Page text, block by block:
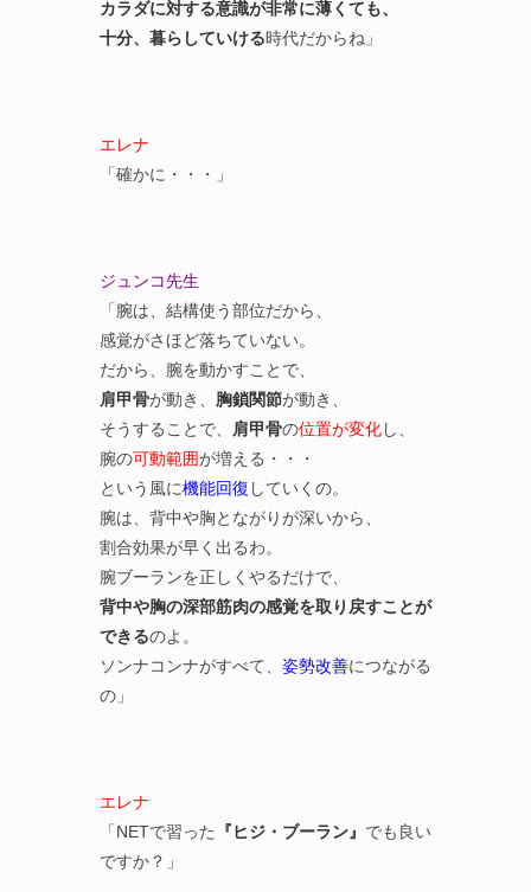
カラダに対する意識が非常に薄くても、
十分、暮らしていける時代だからね」
エレナ
「確かに・・・」
ジュンコ先生
「腕は、結構使う部位だから、
感覚がさほど落ちていない。
だから、腕を動かすことで、
肩甲骨が動き、 胸鎖関節が動き、
そうすることで、
肩甲骨の位置が変化し、
腕の可動範囲が増える・・・
という風に機能回復 していくの。
腕は、背中や胸とながりが深いから、
割合効果が早く出るわ。
腕ブーランを正しくやるだけで、
背中や胸の深部筋肉の感覚を取り戻すことが
できるのよ。
ソンナコンナがすべて、 姿勢改善につながる
の」
エレナ
「NETで習った
『ヒジ・ブーラン』 でも良い
ですか？」